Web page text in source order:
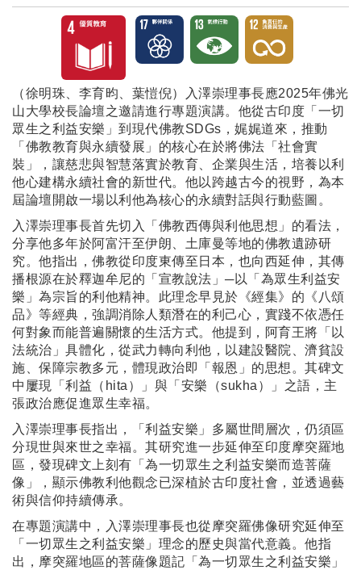
（徐明珠、李育昀、葉愷倪）入澤崇理事長應2025年佛光
山大學校長論壇之邀請進行專題演講。他從古印度「一切
眾生之利益安樂」到現代佛教SDGs，娓娓道來，推動
「佛教教育與永續發展」的核心在於將佛法「社會實
裝」，讓慈悲與智慧落實於教育、企業與生活，培養以利
他心建構永續社會的新世代。他以跨越古今的視野，為本
屆論壇開啟一場以利他為核心的永續對話與行動藍圖。
入澤崇理事長首先切入「佛教西傳與利他思想」的看法，
分享他多年於阿富汗至伊朗、土庫曼等地的佛教遺跡研
究。他指出，佛教從印度東傳至日本，也向西延伸，其傳
播根源在於釋迦牟尼的「宣教說法」─以「為眾生利益安
樂」為宗旨的利他精神。此理念早見於《經集》的《八頌
品》等經典，強調消除人類潛在的利己心，實踐不依憑任
何對象而能普遍關懷的生活方式。他提到，阿育王將「以
法統治」具體化，從武力轉向利他，以建設醫院、濟貧設
施、保障宗教多元，體現政治即「報恩」的思想。其碑文
中屢現「利益（hita）」與「安樂（sukha）」之語，主
張政治應促進眾生幸福。
入澤崇理事長指出，「利益安樂」多屬世間層次，仍須區
分現世與來世之幸福。其研究進一步延伸至印度摩突羅地
區，發現碑文上刻有「為一切眾生之利益安樂而造菩薩
像」，顯示佛教利他觀念已深植於古印度社會，並透過藝
術與信仰持續傳承。
在專題演講中，入澤崇理事長也從摩突羅佛像研究延伸至
「一切眾生之利益安樂」理念的歷史與當代意義。他指
出，摩突羅地區的菩薩像題記「為一切眾生之利益安樂」